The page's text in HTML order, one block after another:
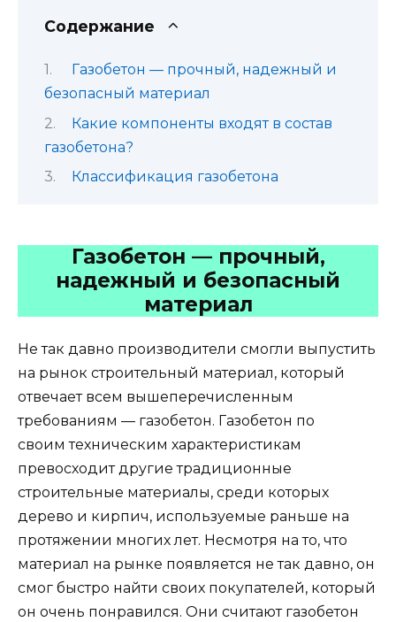
Содержание
Газобетон — прочный, надежный и
безопасный материал
Какие компоненты входят в состав
газобетона?
Классификация газобетона
Газобетон — прочный,
надежный и безопасный
материал
Не так давно производители смогли выпустить
на рынок строительный материал, который
отвечает всем вышеперечисленным
требованиям — газобетон. Газобетон по
своим техническим характеристикам
превосходит другие традиционные
строительные материалы, среди которых
дерево и кирпич, используемые раньше на
протяжении многих лет. Несмотря на то, что
материал на рынке появляется не так давно, он
смог быстро найти своих покупателей, который
он очень понравился. Они считают газобетон